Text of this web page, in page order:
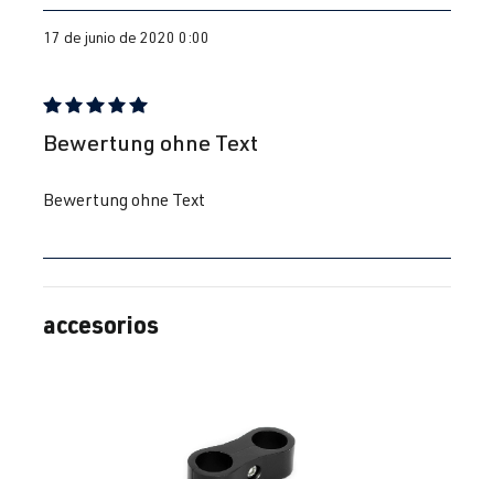
17 de junio de 2020 0:00
Reseña con calificación de 5 de 5 estrellas
Bewertung ohne Text
Bewertung ohne Text
Omitir la galería de productos
accesorios